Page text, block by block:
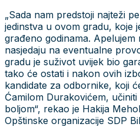
„Sada nam predstoji najteži
jedinstva u ovom gradu, koje
građeno godinama. Apelujem
nasjedaju na eventualne
gradu je suživot uvijek bio
tako će ostati i nakon ovih
kandidate za odbornike, koji
Ćamilom Durakovićem,
boljom“, rekao je Hakija
Opštinske organizacije SDP